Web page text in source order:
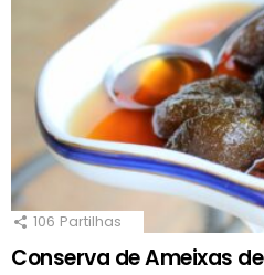
106 Partilhas
Conserva de Ameixas